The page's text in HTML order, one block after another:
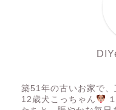
築51年の古いお家で
12歳犬こっちゃん